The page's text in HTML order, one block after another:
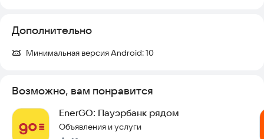
Дополнительно
Минимальная версия Android:10
Возможно, вам понравится
EnerGO: Пауэрбанк рядом
Объявления и услуги